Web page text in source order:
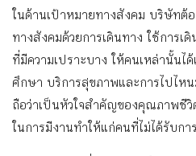
ในด้านเป้าหมายทางสังคม บริษัทต้
ทางสังคมด้วยการเดินทาง ใช้การเ
ที่มีความเปราะบาง ให้คนเหล่านั้นไ
ศึกษา บริการสุขภาพและการไปไห
ถือว่าเป็นหัวใจสำคัญของคุณภาพชี
ในการมีงานทำให้แก่คนที่ไม่ได้รับกา